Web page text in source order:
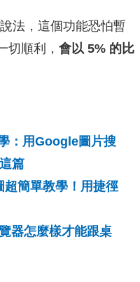
法，這個功能恐怕暫
切順利， 會以 5% 的比
：用Google圖片搜
篇
簡單教學！用捷徑
器怎麼樣才能跟桌